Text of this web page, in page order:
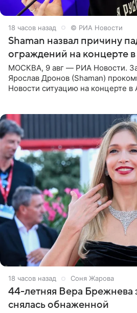
18 часов назад © РИА Новости
Shaman назвал причину
ограждений на концерте
МОСКВА, 9 авг — РИА Новости.
Ярослав Дронов (Shaman)
Новости ситуацию на концерте в
18 часов назад Соня Жарова
44-летняя Вера Брежнева
снялась обнаженной